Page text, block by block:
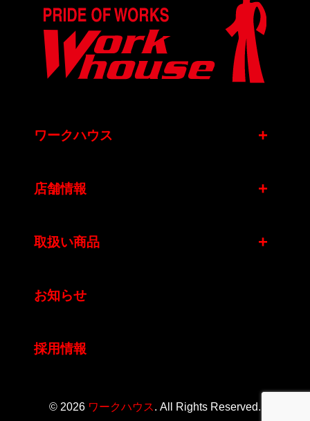
ワークハウス +
店舗情報 +
取扱い商品 +
お知らせ
採用情報
© 2026 ワークハウス. All Rights Reserved.